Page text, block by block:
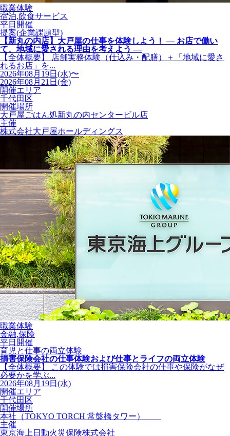
職業体験
宿泊,飲食サービス
平日開催
提案(企業課題型)
【新丸の内店】大戸屋の仕事を体験しよう！ ― お店で働い
て、地域に愛される理由を考えよう ―
【全体概要】 店舗実務体験（仕込み・配膳）＋「地域に愛さ
れるお店」を...
2026年08月19日(水)〜
2026年08月21日(金)
開催エリア
千代田区
開催場所
大戸屋ごはん処新丸の内センタービル店
主催
株式会社大戸屋ホールディングス
職業体験
金融,保険
平日開催
育児と仕事の両立体験
損害保険会社の仕事体験および仕事とライフの両立体験
【全体概要】 この体験では損害保険会社の仕事や保険がなぜ
必要かを学ぶ...
2026年08月19日(水)
開催エリア
千代田区
開催場所
本社（TOKYO TORCH 常盤橋タワー）
主催
東京海上日動火災保険株式会社